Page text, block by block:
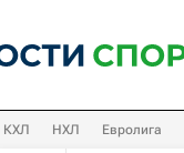
КХЛ НХЛ Евролига